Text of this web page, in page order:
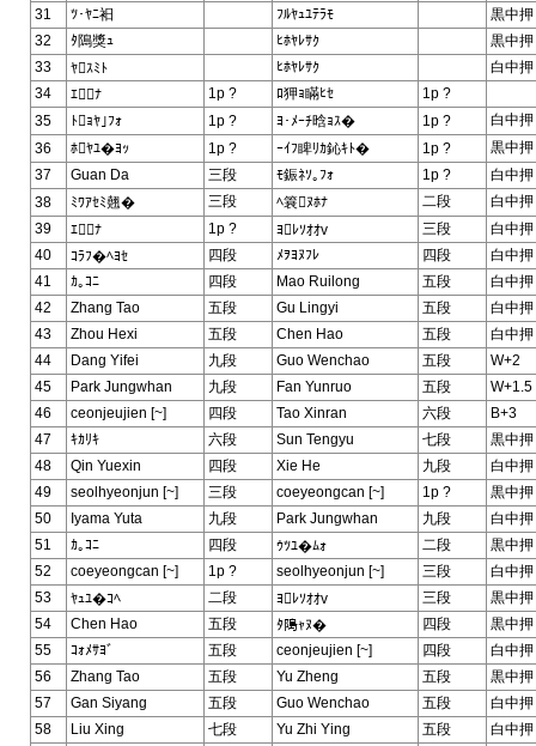
31
ﾂ･ﾔﾆ衵 ﾌﾙﾔｭﾕﾃﾗﾓ
黒中
32
ﾀ隝獎ｭ ﾋﾎﾔﾚｻｸ
黒中
33
ﾔｽﾐﾄ ﾋﾎﾔﾚｻｸ
白中
34
ｴﾅ 1p ? ﾛ狎ｮ瞞ﾋｾ
1p ?
35
ﾄｮﾔ｣ﾌｫ 1p ? ﾖ･ﾒｰﾁ晗ｮｽ� 1p ?
白中
36
ﾎﾔﾕ�ﾖｯ 1p ? ｰｲﾌ睥ﾘｶ鈊ｷﾄ� 1p ?
黒中
37
Guan Da 三段 ﾓ鋠ﾈｿ｡ﾌｫ 1p ?
白中
38
ﾐﾜｱｾﾐ翹� 三段 ﾍ簔ﾇﾎﾅ 二段
白中
39
ｴﾅ 1p ? ﾖﾚｿｵｵv 三段
白中
40
ｺﾗﾌ�ﾍﾖｾ 四段 ﾒｦﾖﾇﾌﾚ 四段
白中
41
ｶ｡ｺﾆ 四段 Mao Ruilong 五段
白中
42
Zhang Tao 五段 Gu Lingyi 五段
白中
43
Zhou Hexi 五段 Chen Hao 五段
白中
44
Dang Yifei 九段 Guo Wenchao 五段
W+2
45
Park Jungwhan 九段 Fan Yunruo 五段
W+1.5
46
ceonjeujien [~] 四段 Tao Xinran 六段
B+3
47
ｷｶﾘｷ 六段 Sun Tengyu 七段
黒中
48
Qin Yuexin 四段 Xie He 九段
白中
49
seolhyeonjun [~] 三段 coeyeongcan [~] 1p ?
黒中
50
Iyama Yuta 九段 Park Jungwhan 九段
白中
51
ｶ｡ｺﾆ 四段 ｳﾂﾕ�ﾑｫ 二段
黒中
52
coeyeongcan [~] 1p ? seolhyeonjun [~] 三段
白中
53
ﾔｭﾕ�ｺﾍ 二段 ﾖﾚｿｵｵv 三段
黒中
54
Chen Hao 五段 ﾀ﨩ｬﾇ� 四段
黒中
55
ｺｫﾒｻﾖﾞ 五段 ceonjeujien [~] 四段
白中
56
Zhang Tao 五段 Yu Zheng 五段
黒中
57
Gan Siyang 五段 Guo Wenchao 五段
白中
58
Liu Xing 七段 Yu Zhi Ying 五段
白中